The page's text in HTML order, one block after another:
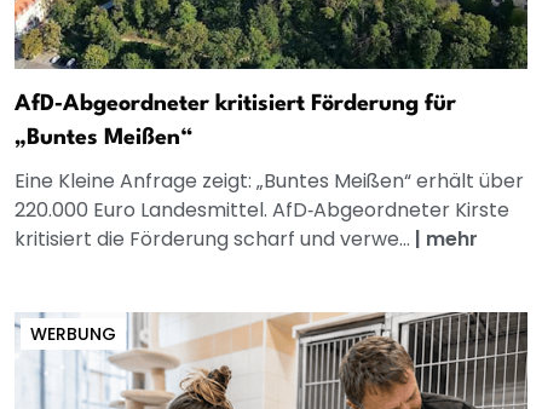
AfD‑Abgeordneter kritisiert Förderung für
„Buntes Meißen“
Eine Kleine Anfrage zeigt: „Buntes Meißen“ erhält über
220.000 Euro Landesmittel. AfD‑Abgeordneter Kirste
kritisiert die Förderung scharf und verwe... | mehr
WERBUNG